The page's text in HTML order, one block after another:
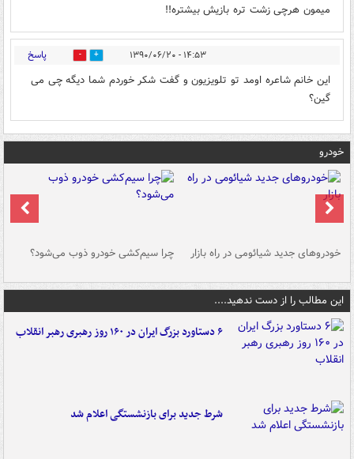
میمون هرچی زشت تره بازیش بیشتره!!
۱۴:۵۳ - ۱۳۹۰/۰۶/۲۰ 0 پاسخ
این خانم شاعره اومد تو تلویزیون و گفت شکر خوردم شما دیگه چی می
گین؟
خودرو
خودروهای جدید شیائومی در راه بازار چرا سیم‌کشی خودرو ذوب می‌شود؟
این مطالب را از دست ندهید....
۶ دستاورد بزرگ ایران در ۱۶۰ روز رهبری رهبر انقلاب
شرط جدید برای بازنشستگی اعلام شد